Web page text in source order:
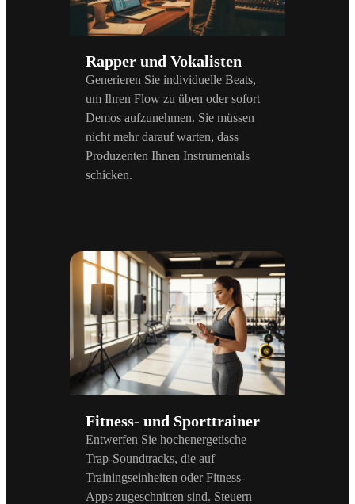
Rapper und Vokalisten
Generieren Sie individuelle Beats,
um Ihren Flow zu üben oder sofort
Demos aufzunehmen. Sie müssen
nicht mehr darauf warten, dass
Produzenten Ihnen Instrumentals
schicken.
Fitness- und Sporttrainer
Entwerfen Sie hochenergetische
Trap-Soundtracks, die auf
Trainingseinheiten oder Fitness-
Apps zugeschnitten sind. Steuern